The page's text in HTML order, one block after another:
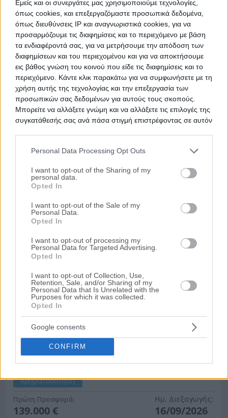
Εμείς και οι συνεργάτες μας χρησιμοποιούμε τεχνολογίες,
όπως cookies, και επεξεργαζόμαστε προσωπικά δεδομένα,
όπως διευθύνσεις IP και αναγνωριστικά cookies, για να
προσαρμόζουμε τις διαφημίσεις και το περιεχόμενο με βάση
τα ενδιαφέροντά σας, για να μετρήσουμε την απόδοση των
διαφημίσεων και του περιεχομένου και για να αποκτήσουμε
εις βάθος γνώση του κοινού που είδε τις διαφημίσεις και το
περιεχόμενο. Κάντε κλικ παρακάτω για να συμφωνήσετε με τη
χρήση αυτής της τεχνολογίας και την επεξεργασία των
προσωπικών σας δεδομένων για αυτούς τους σκοπούς.
Μπορείτε να αλλάξετε γνώμη και να αλλάξετε τις επιλογές της
συγκατάθεσής σας ανά πάσα στιγμή επιστρέφοντας σε αυτόν
services and may gather and store information including but
not limited to your visit or usage behaviour. You may click to
grant or deny consent to Google and its third-party tags to
use your data for below specified purposes in below Google
consent section.
Personal Data Processing Opt Outs
I want to opt-out of the Sharing of my
personal data.
Opted In
I want to opt-out of the Sale of my
Personal Data.
Opted In
I want to opt-out of processing my
Personal Data for Targeted Advertising.
Opted In
I want to opt-out of Collection, Use,
Retention, Sale, and/or Sharing of my
Personal Data that Is Unrelated with the
Purposes for which it was collected.
Opted In
Google consents
CONFIRM
Πρώτη Προσφορά:
196.000 €
Ημ. Διεξαγωγής:
07/10/2026
Φλωρίνης 92, Πάτρα, Νομός Αχαίας
88 m² 1945 Ισόγειο
Χρηματοδότηση
Πρώτη Προσφορά:
45.000 €
Ημ. Διεξαγωγής:
Μονοκατοικία σε οικόπεδο 210 τ.μ.
Αλεξάνδρου Ραγκαβή 8, Πάτρα, Νομός Αχαίας
Ισόγειο 3 Υ/Δ 1 Μπάνιo
Χρηματοδότηση
Πρώτη Προσφορά:
139.000 €
Ημ. Διεξαγωγής:
16/09/2026